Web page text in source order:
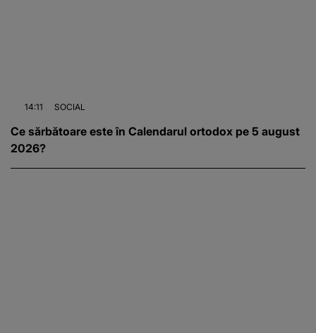
14:11 SOCIAL
Ce sărbătoare este în Calendarul ortodox pe 5 august
2026?